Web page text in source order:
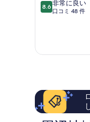
中
頭
10
段
常
口
ミ
48
8.6 非常に良い
口コミ 48 件